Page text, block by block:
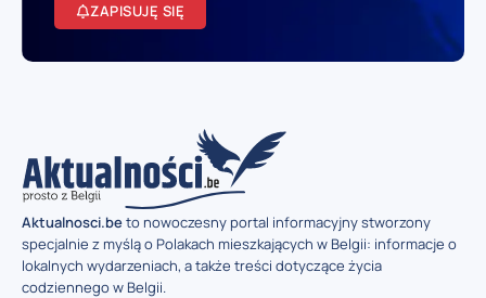
ZAPISUJĘ SIĘ
Aktualnosci.beto nowoczesny portal informacyjny stworzony
specjalnie z myślą o Polakach mieszkających w Belgii: informacje o
lokalnych wydarzeniach, a także treści dotyczące życia
codziennego w Belgii.